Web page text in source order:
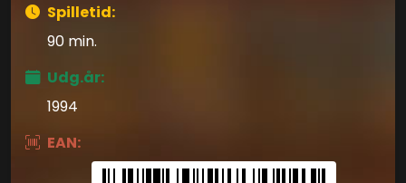
Spilletid:
90 min.
Udg.år:
1994
EAN: